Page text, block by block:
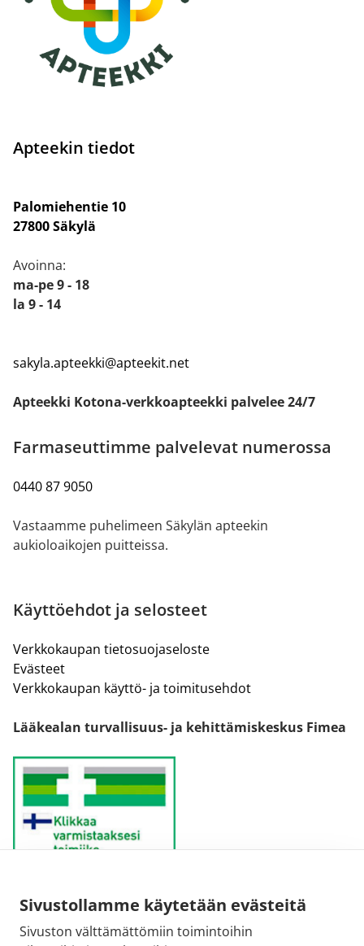
Sivustollamme käytetään evästeitä
Sivuston välttämättömiin toimintoihin
Apteekin tiedot
Palomiehentie 10
27800 Säkylä
Avoinna:
ma-pe 9 - 18
la 9 - 14
sakyla.apteekki@apteekit.net
Apteekki Kotona-verkkoapteekki palvelee 24/7
Farmaseuttimme palvelevat numerossa
0440 87 9050
Vastaamme puhelimeen Säkylän apteekin
aukioloaikojen puitteissa.
Käyttöehdot ja selosteet
Verkkokaupan tietosuojaseloste
Evästeet
Verkkokaupan käyttö- ja toimitusehdot
Lääkealan turvallisuus- ja kehittämiskeskus Fimea
Sähköpostiosoite:
kirjaamo@fimea.fi